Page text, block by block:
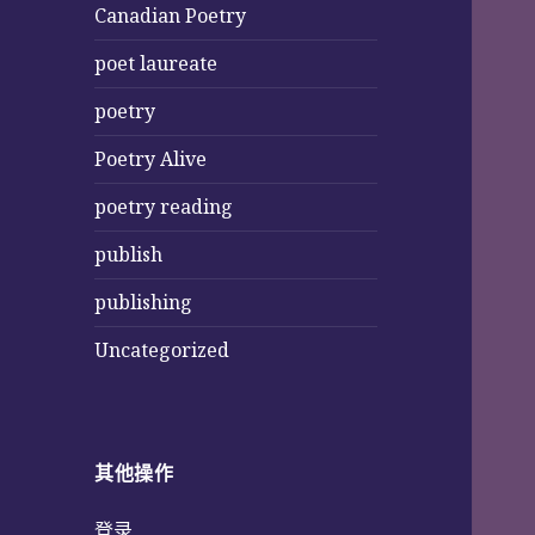
Canadian Poetry
poet laureate
poetry
Poetry Alive
poetry reading
publish
publishing
Uncategorized
其他操作